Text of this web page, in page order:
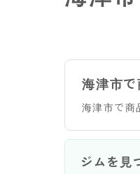
海津市
海津市で商
ジムを見